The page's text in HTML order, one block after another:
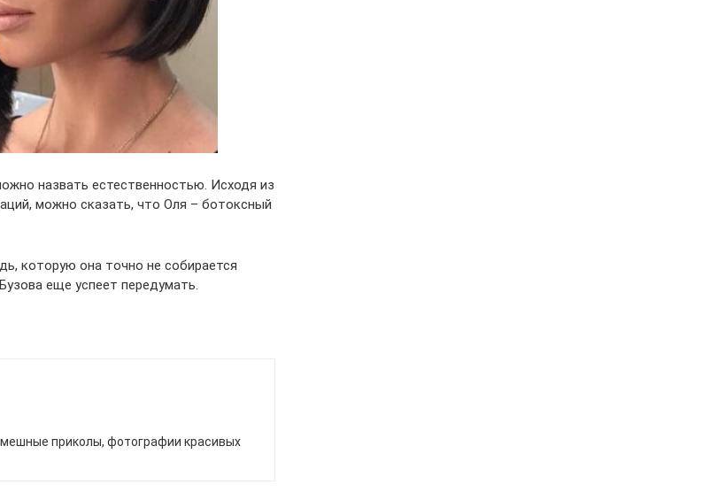
назвать естественностью. Исходя из
можно сказать, что Оля – ботоксный
которую она точно не собирается
еще успеет передумать.
приколы, фотографии красивых